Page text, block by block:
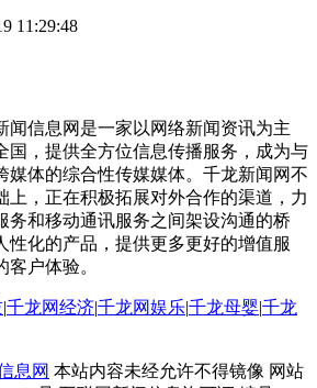
11:29:48
闻信息网是一家以网络新闻资讯为主
国，提供全方位信息传播服务，成为与
媒体的综合性传媒媒体。千龙新闻网不
上，正在积极拓展对外合作的渠道，力
务和移动通讯服务之间架设沟通的桥
性化的产品，提供更多更好的增值服
户体验。
|千龙网经济|千龙网娱乐|千龙母婴|千龙
息网 本站内容未经允许不得镜像 网站